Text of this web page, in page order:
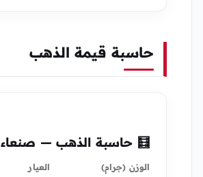
حاسبة قيمة الذهب
🧮 حاسبة الذهب — صنعاء
الوزن (جرام) العيار